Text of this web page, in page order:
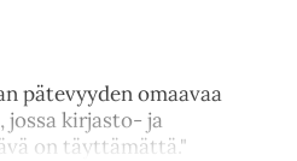
pätevyyden omaavaa
jossa kirjasto- ja
on täyttämättä."